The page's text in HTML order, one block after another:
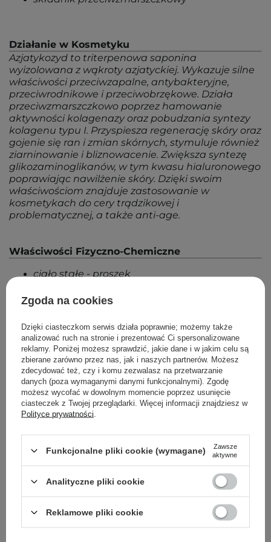
Działanie w Kosmetyku
Azjatykozyd to triterpenowa saponina
wyizolowana z wąkroty azjatyckiej. Wykazuje silne
właściwości przeciwzapalne, antybakteryjne,
przeciwrodnikowe i przeciwobrzękowe. Działa
przeciwzmarszczkowo poprzez hamowanie
aktywności kolagenazy oraz pobudzania syntezy
kolagenu typu I. Przyspiesza regenerację skóry oraz
gojenie się ran i zmian skórnych, stymuluje również
ziarninowanie i bliznowacenie. Zwiększa syntezę
glikozaminoglikanów, w tym kwasu hialuronowego
poprawiając nawilżenie skóry. Dzięki swoim
właściwościom znajduje zastosowanie w
kosmetykach do cery trądzikowej i
problematycznej, a także anti-age.
Właściwości Fizyczno-Chemiczne
ciało stałe - proszek
nierozpuszczalny w wodzie
propylenowym
Powrót do Cosipedii
Pokaż więcej wpisów zPaździernik 2020
beauty nowości - prosto na maila!
Zgoda na cookies
Dzięki ciasteczkom serwis działa poprawnie; możemy także
analizować ruch na stronie i prezentować Ci spersonalizowane
reklamy. Poniżej możesz sprawdzić, jakie dane i w jakim celu są
zbierane zarówno przez nas, jak i naszych partnerów. Możesz
zdecydować też, czy i komu zezwalasz na przetwarzanie
danych (poza wymaganymi danymi funkcjonalnymi). Zgodę
możesz wycofać w dowolnym momencie poprzez usunięcie
ciasteczek z Twojej przeglądarki. Więcej informacji znajdziesz w
Polityce prywatności
Funkcjonalne pliki cookie (wymagane)
Zawsze
aktywne
Analityczne pliki cookie
Reklamowe pliki cookie